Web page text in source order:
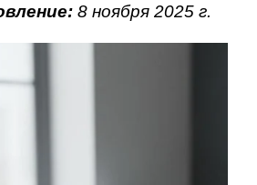
8 ноября 2025 г.